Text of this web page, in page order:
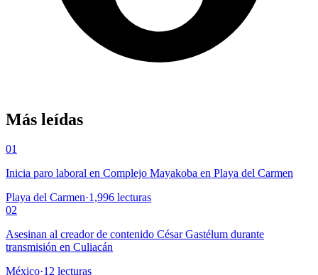
Más leídas
01
Inicia paro laboral en Complejo Mayakoba en Playa del Carmen
Playa del Carmen·1,996 lecturas
02
Asesinan al creador de contenido César Gastélum durante
transmisión en Culiacán
México·12 lecturas